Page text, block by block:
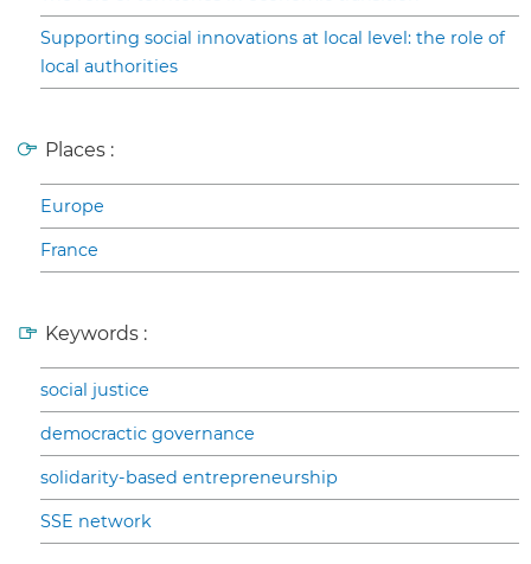
Supporting social innovations at local level: the role of
local authorities
Places :
Europe
France
Keywords :
social justice
democractic governance
solidarity-based entrepreneurship
SSE network